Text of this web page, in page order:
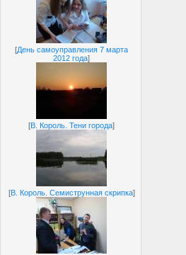
[День самоуправления 7 марта
2012 года]
[В. Король. Тени города]
[В. Король. Семиструнная скрипка]